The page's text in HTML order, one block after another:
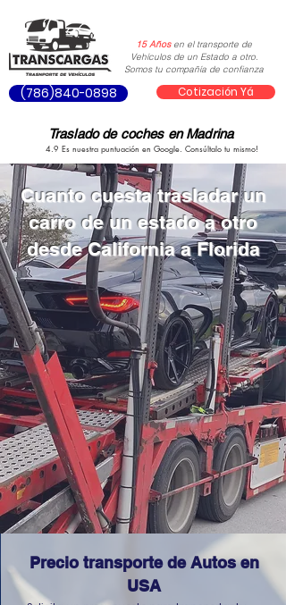
15 Añosen el transporte de
Vehículos de un Estado a otro.
Somos tu compañía de confianza
(786)840-0898 Cotización Yá
Traslado de coches en Madrina
4.9 Es nuestra puntuación en Google. Consúltalo tu mismo!
Cuanto cuesta trasladar un
carro de un estado a otro
desde California a Florida
Precio transporte de Autos en
USA